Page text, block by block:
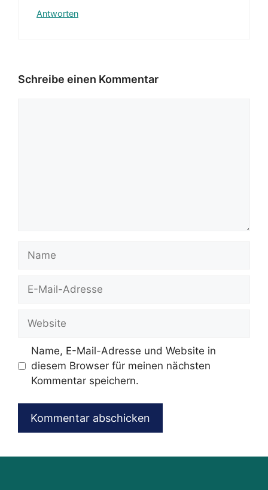
Antworten
Schreibe einen Kommentar
Mail-
Name, E-Mail-Adresse und Website in
diesem Browser für meinen nächsten
Kommentar speichern.